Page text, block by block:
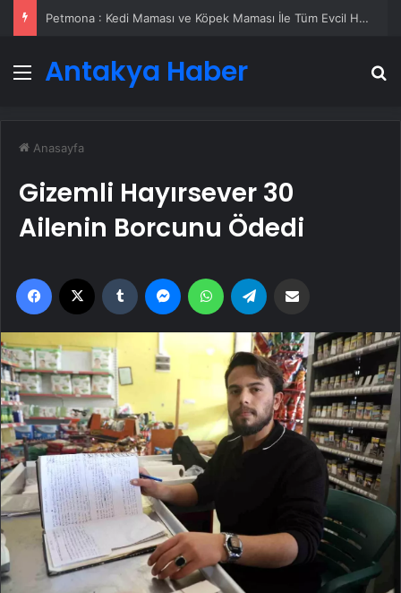
Petmona : Kedi Maması ve Köpek Maması İle Tüm Evcil Hayvan Ürünleri
Menü
Antakya Haber
Anasayfa
Gizemli Hayırsever 30
Ailenin Borcunu Ödedi
Facebook Tumblr MessengerWhatsApp